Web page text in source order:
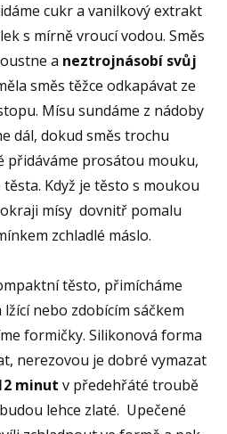
cukr a vanilkový extrakt
s mírně vroucí vodou. Směs
a neztrojnásobí svůj
směs těžce odkapávat ze
Mísu sundáme z nádoby
dál, dokud směs trochu
přidáváme prosátou mouku,
Když je těsto s moukou
mísy dovnitř pomalu
zchladlé máslo.
těsto, přimícháme
nebo zdobícím sáčkem
formičky. Silikonová forma
nerezovou je dobré vymazat
minut v předehřáté troubě
lehce zlaté. Upečené